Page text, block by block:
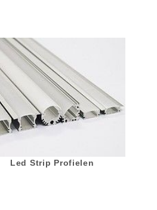
Led Strip Profielen